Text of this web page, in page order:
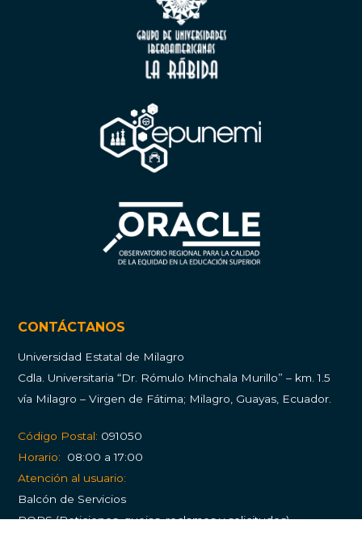
CONTÁCTANOS
Universidad Estatal de Milagro
Cdla. Universitaria “Dr. Rómulo Minchala Murillo” – km. 1.5
vía Milagro – Virgen de Fátima; Milagro, Guayas, Ecuador.
Código Postal: 091050
Horario:
08:00 a 17:00
Atención al usuario:
Balcón de Servicios
PQRS (Peticiones, quejas, reclamos y solicitudes)